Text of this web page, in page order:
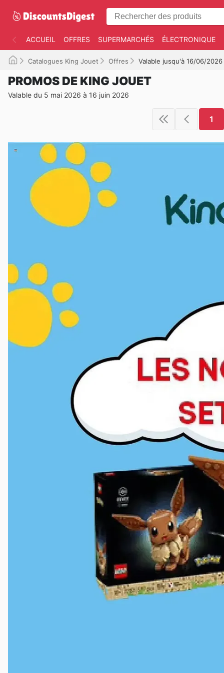
ACCUEIL OFFRES SUPERMARCHÉS ÉLECTRONIQUE
Catalogues King Jouet Offres Valable jusqu'à 16/06/2026
PROMOS DE KING JOUET
Valable du 5 mai 2026 à 16 juin 2026
1